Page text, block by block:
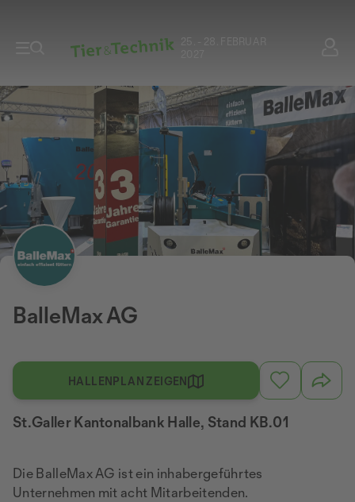
25. - 28. FEBRUAR
BalleMax AG
HALLENPLAN ZEIGEN
St.Galler Kantonalbank Halle, Stand KB.01
Die BalleMax AG ist ein inhabergeführtes
Unternehmen mit acht Mitarbeitenden.